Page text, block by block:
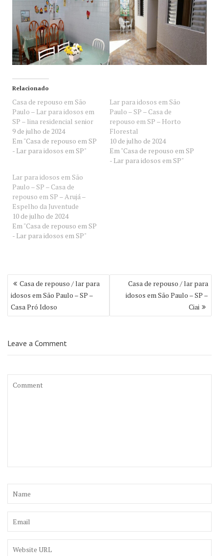
Relacionado
Casa de repouso em São
Paulo – Lar para idosos em
SP – lina residencial senior
9 de julho de 2024
Em "Casa de repouso em SP
- Lar para idosos em SP"
Lar para idosos em São
Paulo – SP – Casa de
repouso em SP – Horto
Florestal
10 de julho de 2024
Em "Casa de repouso em SP
- Lar para idosos em SP"
Lar para idosos em São
Paulo – SP – Casa de
repouso em SP – Arujá –
Espelho da Juventude
10 de julho de 2024
Em "Casa de repouso em SP
- Lar para idosos em SP"
Navegação
de
Post
Casa de repouso / lar para
idosos em São Paulo – SP –
Casa Pró Idoso
Casa de repouso / lar para
idosos em São Paulo – SP –
Ciai
Leave a Comment